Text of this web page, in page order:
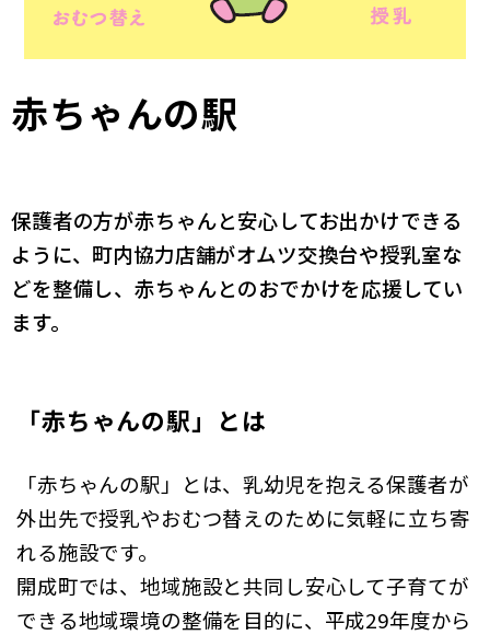
赤ちゃんの駅
保護者の方が赤ちゃんと安心してお出かけできる
ように、町内協力店舗がオムツ交換台や授乳室な
どを整備し、赤ちゃんとのおでかけを応援してい
ます。
「赤ちゃんの駅」とは
「赤ちゃんの駅」とは、乳幼児を抱える保護者が
外出先で授乳やおむつ替えのために気軽に立ち寄
れる施設です。
開成町では、地域施設と共同し安心して子育てが
できる地域環境の整備を目的に、平成29年度から